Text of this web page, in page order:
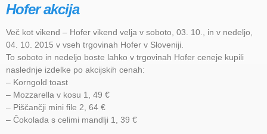
Hofer akcija
Več kot vikend – Hofer vikend velja v soboto, 03. 10., in v nedeljo,
04. 10. 2015 v vseh trgovinah Hofer v Sloveniji.
To soboto in nedeljo boste lahko v trgovinah Hofer ceneje kupili
naslednje izdelke po akcijskih cenah:
– Korngold toast
– Mozzarella v kosu 1, 49 €
– Piščančji mini file 2, 64 €
– Čokolada s celimi mandlji 1, 39 €